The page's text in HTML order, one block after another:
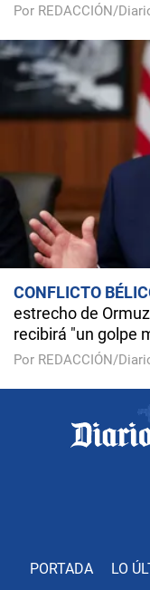
Por REDACCIÓN/
CONFLICTO
estrecho de
recibirá "un golpe
Por REDACCIÓN/
PORTADA LO